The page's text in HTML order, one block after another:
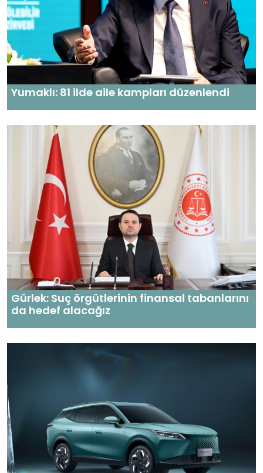
Yumaklı: 81 ilde aile kampları düzenlendi
Gürlek: Suç örgütlerinin finansal tabanlarını
da hedef alacağız